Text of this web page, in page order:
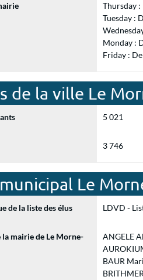
Thursday
Tuesday :
Monday :
Friday :
de la ville Le
5 021
3 746
Le
de la liste des élus LDVD -
la mairie de Le Morne-
ANGELE
BAUR